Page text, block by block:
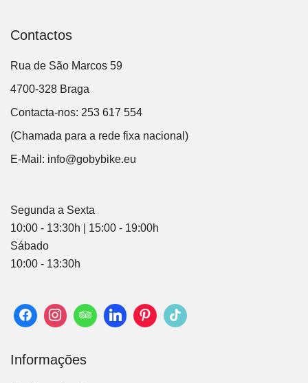
Contactos
Rua de São Marcos 59
4700-328 Braga
Contacta-nos: 253 617 554
(Chamada para a rede fixa nacional)
E-Mail: info@gobybike.eu
Segunda a Sexta
10:00 - 13:30h | 15:00 - 19:00h
Sábado
10:00 - 13:30h
Informações